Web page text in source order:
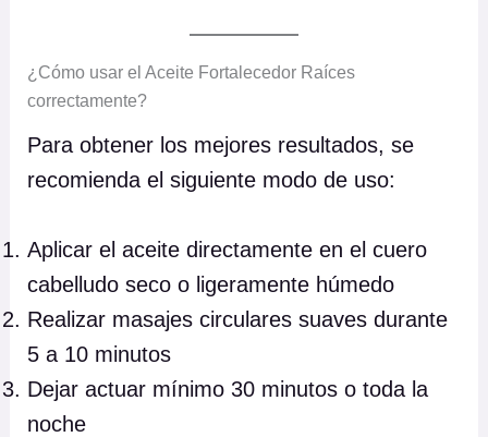
a
n
i
d
d
¿Cómo usar el Aceite Fortalecedor Raíces
correctamente?
Para obtener los mejores resultados, se
recomienda el siguiente modo de uso:
Aplicar el aceite directamente en el cuero
cabelludo seco o ligeramente húmedo
Realizar masajes circulares suaves durante
5 a 10 minutos
Dejar actuar mínimo 30 minutos o toda la
noche